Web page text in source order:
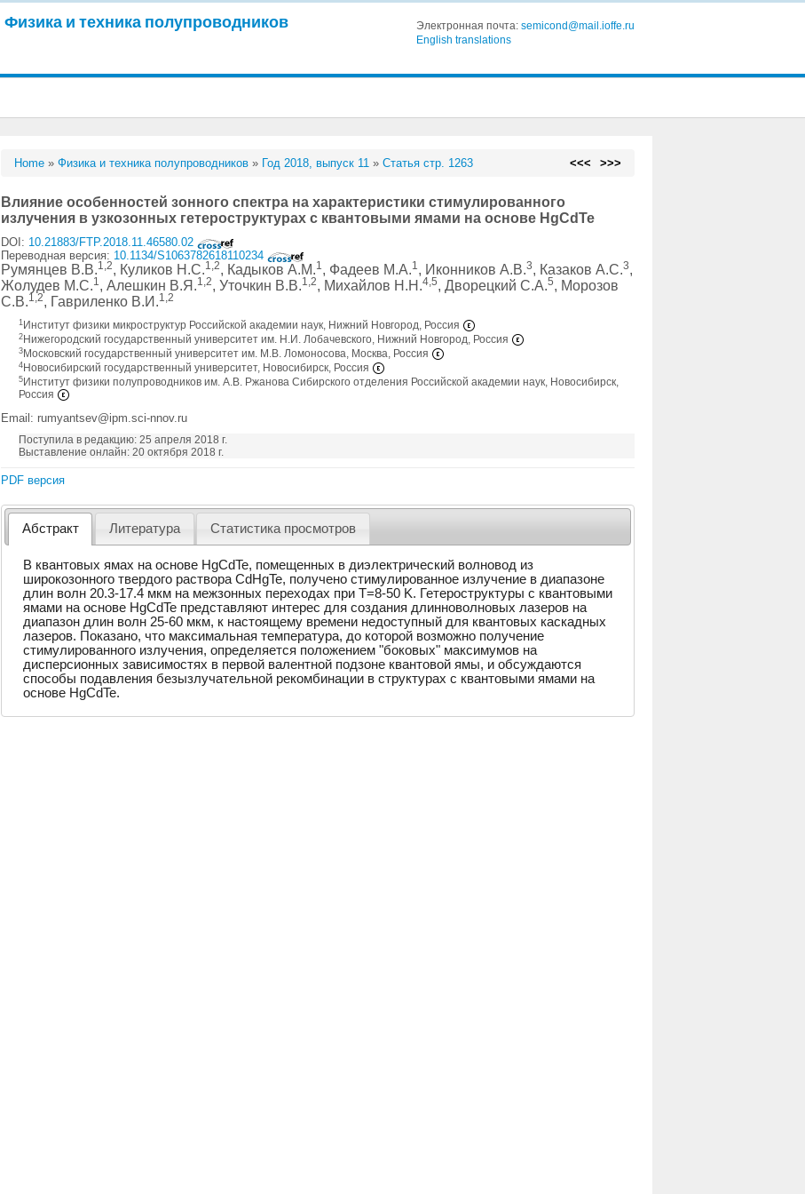
Физика и техника полупроводников Электронная почта: semicond@mail.ioffe.ru
English translations
Home »Физика и техника полупроводников » Год 2018, выпуск 11 »Статья стр. 1263 <<< >>>
Влияние особенностей зонного спектра на характеристики стимулированного
излучения в узкозонных гетероструктурах с квантовыми ямами на основе HgCdTe
DOI: 10.21883/FTP.2018.11.46580.02
Переводная версия: 10.1134/S1063782618110234
Румянцев В.В.1,2, Куликов Н.С.1,2, Кадыков А.М.1, Фадеев М.А.1, Иконников А.В.3, Казаков А.С.3,
Жолудев М.С.1, Алешкин В.Я.1,2, Уточкин В.В.1,2, Михайлов Н.Н.4,5, Дворецкий С.А.5, Морозов
С.В.1,2, Гавриленко В.И.1,2
1 Институт физики микроструктур Российской академии наук, Нижний Новгород, Россия
2 Нижегородский государственный университет им. Н.И. Лобачевского, Нижний Новгород, Россия
3 Московский государственный университет им. М.В. Ломоносова, Москва, Россия
4 Новосибирский государственный университет, Новосибирск, Россия
5 Институт физики полупроводников им. А.В. Ржанова Сибирского отделения Российской академии наук, Новосибирск,
Россия
Email: rumyantsev@ipm.sci-nnov.ru
Поступила в редакцию: 25 апреля 2018 г.
Выставление онлайн: 20 октября 2018 г.
PDF версия
Абстракт Литература Статистика просмотров
В квантовых ямах на основе HgCdTe, помещенных в диэлектрический волновод из
широкозонного твердого раствора CdHgTe, получено стимулированное излучение в диапазоне
длин волн 20.3-17.4 мкм на межзонных переходах при T=8-50 K. Гетероструктуры с квантовыми
ямами на основе HgCdTe представляют интерес для создания длинноволновых лазеров на
диапазон длин волн 25-60 мкм, к настоящему времени недоступный для квантовых каскадных
лазеров. Показано, что максимальная температура, до которой возможно получение
стимулированного излучения, определяется положением "боковых" максимумов на
дисперсионных зависимостях в первой валентной подзоне квантовой ямы, и обсуждаются
способы подавления безызлучательной рекомбинации в структурах с квантовыми ямами на
основе HgCdTe.